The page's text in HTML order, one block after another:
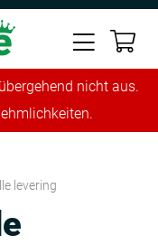
nicht aus.
levering